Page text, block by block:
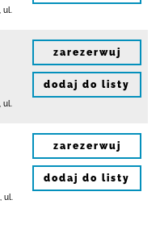
ul.
ul.
zarezerwuj
dodaj do listy
ul.
zarezerwuj
dodaj do listy